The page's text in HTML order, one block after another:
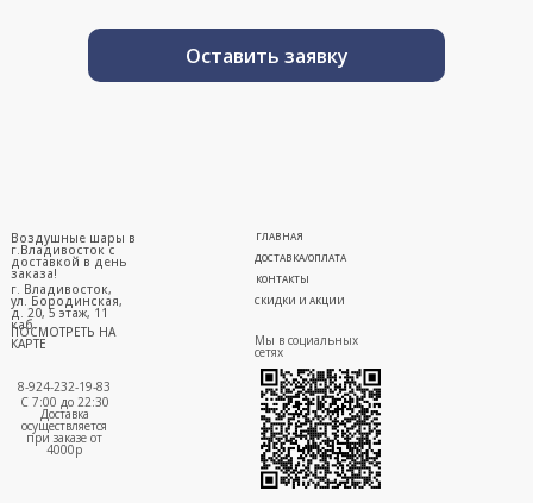
Оставить заявку
г. Владивосток,
ул. Бородинская,
д. 20, 5 этаж, 11
каб.
ПОСМОТРЕТЬ НА
КАРТЕ
ГЛАВНАЯ
ДОСТАВКА/ОПЛАТА
СКИДКИ И АКЦИИ
КОНТАКТЫ
8-924-232-19-83
С 7:00 до 22:30
Доставка
осуществляется
при заказе от
4000р
Воздушные шары в
г.Владивосток с
доставкой в день
заказа!
Мы в социальных
сетях